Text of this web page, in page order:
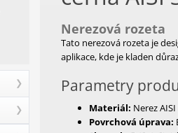
Nerezová rozeta
Tato nerezová rozeta je
aplikace, kde je kladen
Parametry
Materiál: Nerez
Povrchová úprava: